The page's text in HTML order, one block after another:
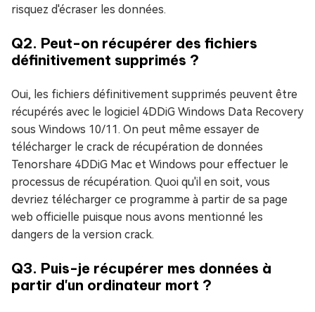
risquez d'écraser les données.
Q2. Peut-on récupérer des fichiers
définitivement supprimés ?
Oui, les fichiers définitivement supprimés peuvent être
récupérés avec le logiciel 4DDiG Windows Data Recovery
sous Windows 10/11. On peut même essayer de
télécharger le crack de récupération de données
Tenorshare 4DDiG Mac et Windows pour effectuer le
processus de récupération. Quoi qu'il en soit, vous
devriez télécharger ce programme à partir de sa page
web officielle puisque nous avons mentionné les
dangers de la version crack.
Q3. Puis-je récupérer mes données à
partir d'un ordinateur mort ?